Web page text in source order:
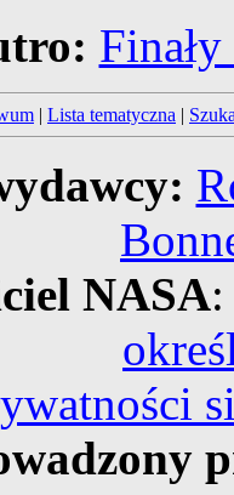
| Lista tematyczna |
NASA